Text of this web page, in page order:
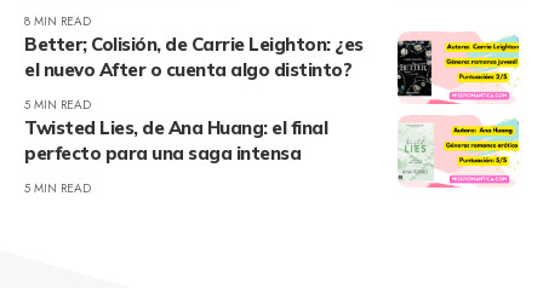
8 MIN READ
Better; Colisión, de Carrie Leighton: ¿es
el nuevo After o cuenta algo distinto?
5 MIN READ
Twisted Lies, de Ana Huang: el final
perfecto para una saga intensa
5 MIN READ